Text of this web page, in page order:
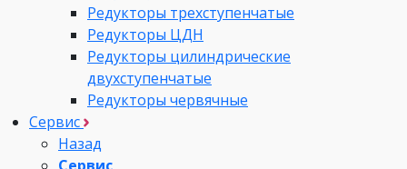
Редукторы трехступенчатые
Редукторы ЦДН
Редукторы цилиндрические
двухступенчатые
Редукторы червячные
Сервис
Назад